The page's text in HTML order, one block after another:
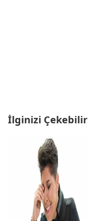
İlginizi Çekebilir